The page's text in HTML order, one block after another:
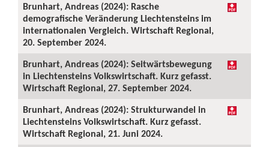
Brunhart, Andreas (2024): Rasche
demografische Veränderung Liechtensteins im
internationalen Vergleich. Wirtschaft Regional,
20. September 2024.
Brunhart, Andreas (2024): Seitwärtsbewegung
in Liechtensteins Volkswirtschaft. Kurz gefasst.
Wirtschaft Regional, 27. September 2024.
Brunhart, Andreas (2024): Strukturwandel in
Liechtensteins Volkswirtschaft. Kurz gefasst.
Wirtschaft Regional, 21. Juni 2024.